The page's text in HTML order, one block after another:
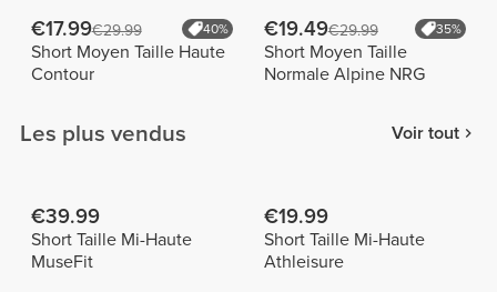
€17.99€29.99 40%
Short Moyen Taille Haute
Contour
€19.49€29.99 35%
Short Moyen Taille
Normale Alpine NRG
Les plus vendus Voir tout
€39.99
Short Taille Mi-Haute
MuseFit
€19.99
Short Taille Mi-Haute
Athleisure